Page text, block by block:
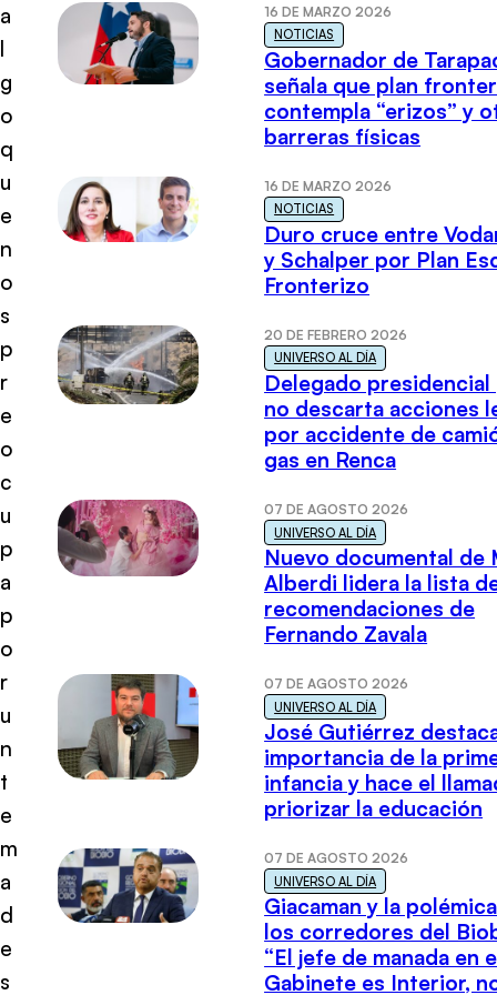
a
l
g
o
q
u
e
n
o
s
p
r
e
o
c
u
p
a
p
o
r
u
n
t
e
m
a
d
e
s
16 DE MARZO 2026
NOTICIAS
Gobernador de
señala que plan
contempla “erizos” y
barreras físicas
16 DE MARZO 2026
NOTICIAS
Duro cruce entre
y Schalper por Plan
Fronterizo
20 DE FEBRERO 2026
UNIVERSO AL DÍA
Delegado presidencial
no descarta acciones
por accidente de
gas en Renca
07 DE AGOSTO 2026
UNIVERSO AL DÍA
Nuevo documental de
Alberdi lidera la lista
recomendaciones de
Fernando Zavala
07 DE AGOSTO 2026
UNIVERSO AL DÍA
José Gutiérrez
importancia de la
infancia y hace el
priorizar la educación
07 DE AGOSTO 2026
UNIVERSO AL DÍA
Giacaman y la
los corredores del
“El jefe de manada en
Gabinete es Interior,